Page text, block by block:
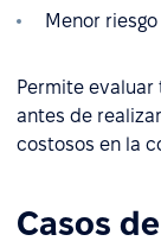
Menor
Permite
antes de
costosos en la
Casos